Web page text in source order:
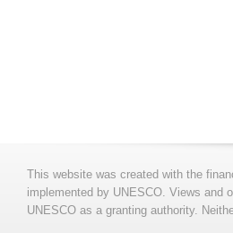
This website was created with the
implemented by UNESCO. Views and
UNESCO as a granting authority.